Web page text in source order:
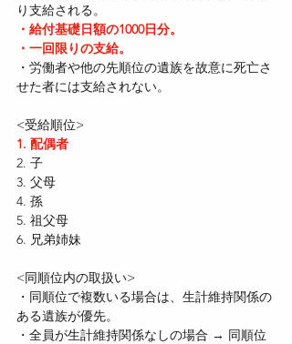
り支給される。
・給付基礎日額の1000日分。
・一回限りの支給。
・労働者や他の先順位の遺族を故意に死亡さ
せた者には支給されない。
<受給順位>
1. 配偶者
2. 子
3. 父母
4. 孫
5. 祖父母
6. 兄弟姉妹
<同順位内の取扱い>
・同順位で複数いる場合は、生計維持関係の
ある遺族が優先。
・全員が生計維持関係なしの場合 → 同順位